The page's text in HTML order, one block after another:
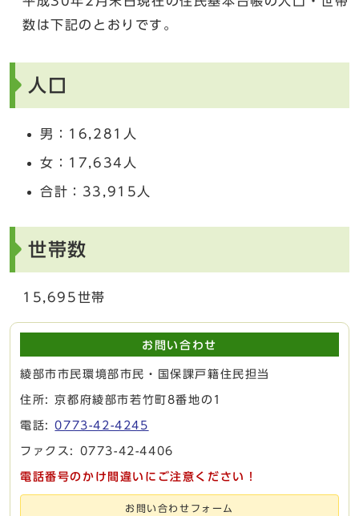
数は下記のとおりです。
人口
男：16,281人
女：17,634人
合計：33,915人
世帯数
15,695世帯
お問い合わせ
綾部市市民環境部市民・国保課戸籍住民担当
住所: 京都府綾部市若竹町8番地の1
電話:0773-42-4245
ファクス: 0773-42-4406
電話番号のかけ間違いにご注意ください！
お問い合わせフォーム